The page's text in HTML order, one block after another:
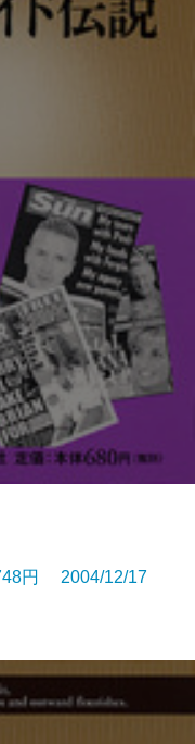
円 2004/12/17